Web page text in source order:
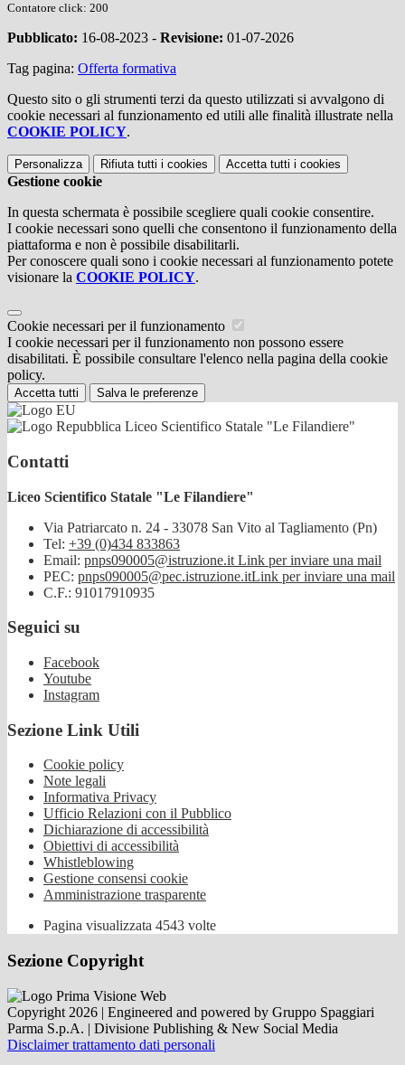
Contatore click: 200
Pubblicato: 16-08-2023 - Revisione: 01-07-2026
Tag pagina: Offerta formativa
Questo sito o gli strumenti terzi da questo utilizzati si avvalgono di
cookie necessari al funzionamento ed utili alle finalità illustrate nella
COOKIE POLICY.
Personalizza Rifiuta tutti i cookies Accetta tutti i cookies
Gestione cookie
In questa schermata è possibile scegliere quali cookie consentire.
I cookie necessari sono quelli che consentono il funzionamento della
piattaforma e non è possibile disabilitarli.
Per conoscere quali sono i cookie necessari al funzionamento potete
visionare la COOKIE POLICY.
Cookie necessari per il funzionamento
I cookie necessari per il funzionamento non possono essere
disabilitati. È possibile consultare l'elenco nella pagina della cookie
policy.
Accetta tutti Salva le preferenze
Liceo Scientifico Statale "Le Filandiere"
Contatti
Liceo Scientifico Statale "Le Filandiere"
Via Patriarcato n. 24 - 33078 San Vito al Tagliamento (Pn)
Tel: +39 (0)434 833863
Email: pnps090005@istruzione.it Link per inviare una mail
PEC: pnps090005@pec.istruzione.itLink per inviare una mail
C.F.: 91017910935
Seguici su
Facebook
Youtube
Instagram
Sezione Link Utili
Cookie policy
Note legali
Informativa Privacy
Ufficio Relazioni con il Pubblico
Dichiarazione di accessibilità
Obiettivi di accessibilità
Whistleblowing
Gestione consensi cookie
Amministrazione trasparente
Pagina visualizzata 4543 volte
Sezione Copyright
Copyright 2026 | Engineered and powered by Gruppo Spaggiari
Parma S.p.A. | Divisione Publishing & New Social Media
Disclaimer trattamento dati personali